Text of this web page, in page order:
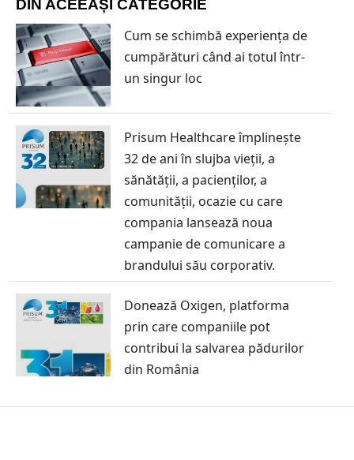
DIN ACEEAȘI CATEGORIE
Cum se schimbă experiența de
cumpărături când ai totul într-
un singur loc
Prisum Healthcare împlinește
32 de ani în slujba vieții, a
sănătății, a pacienților, a
comunității, ocazie cu care
compania lansează noua
campanie de comunicare a
brandului său corporativ.
Donează Oxigen, platforma
prin care companiile pot
contribui la salvarea pădurilor
din România